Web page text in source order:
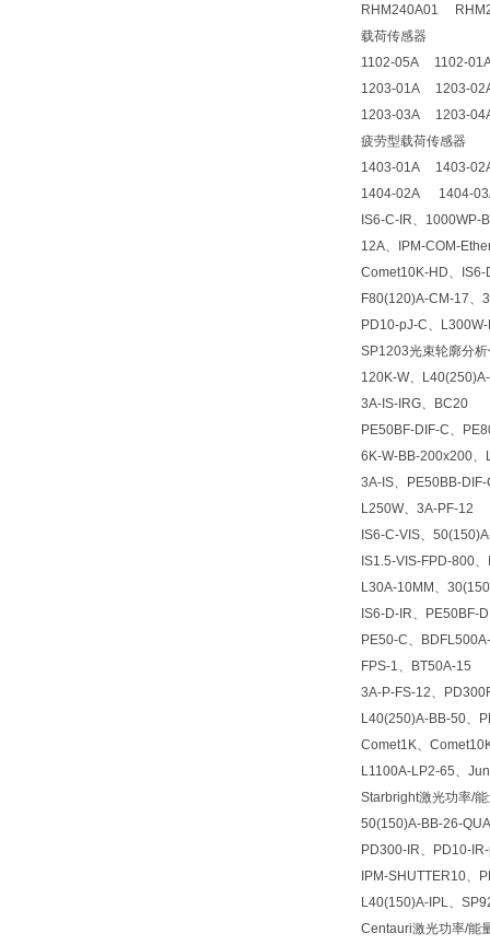
RHM240A01
载荷传感器
1102-05A 1102-
1203-01A 1203-
1203-03A 1203-
疲劳型载荷传感器
1403-01A 1403-
1404-02A 1404-
IS6-C-IR、1000WP-
12A、IPM-COM-
Comet10K-HD、IS6-
F80(120)A-CM-17、
PD10-pJ-C、
SP1203光束轮廓分
120K-W、
3A-IS-IRG、BC20
PE50BF-DIF-C、
6K-W-BB-200x200、
3A-IS、PE50BB-DIF-
L250W、3A-PF-12
IS6-C-VIS、
IS1.5-VIS-FPD-800
L30A-10MM、
IS6-D-IR、PE50BF-
PE50-C、
FPS-1、BT50A-15
3A-P-FS-12、
L40(250)A-BB-50、
Comet1K、
L1100A-LP2-65、
Starbright激光功率/
50(150)A-BB-26-
PD300-IR、PD10-
IPM-SHUTTER10、
L40(150)A-IPL、
Centauri激光功率/能